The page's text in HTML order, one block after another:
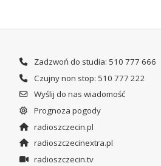
Zadzwoń do studia: 510 777 666
Czujny non stop: 510 777 222
Wyślij do nas wiadomość
Prognoza pogody
radioszczecin.pl
radioszczecinextra.pl
radioszczecin.tv